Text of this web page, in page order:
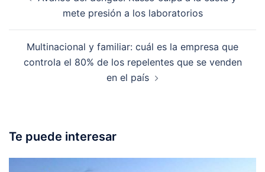
navigationmete presión a los laboratorios
Multinacional y familiar: cuál es la empresa que
controla el 80% de los repelentes que se venden
en el país
Te puede interesar